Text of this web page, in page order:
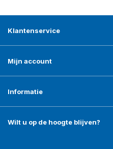
Klantenservice
Mijn account
Informatie
Wilt u op de hoogte blijven?